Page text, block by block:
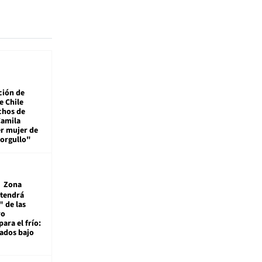
de
Chile
de
mujer de
Zona
de las
el frío:
bajo